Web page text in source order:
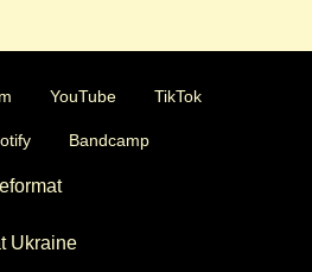
YouTube TikTok
Bandcamp
Ukraine